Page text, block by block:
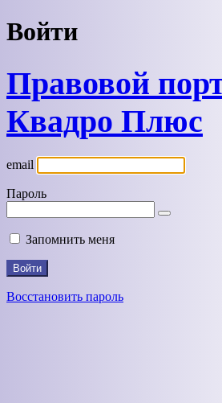
Войти
Правовой
Квадро Плюс
email
Пароль
Запомнить меня
Восстановить пароль